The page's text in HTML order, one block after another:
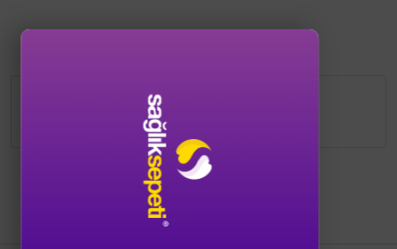
Bu ürünün detayları düzenlenme